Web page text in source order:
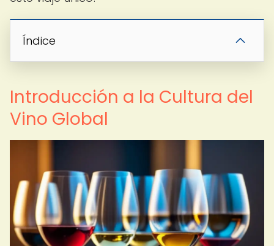
Índice
Introducción a la Cultura del
Vino Global